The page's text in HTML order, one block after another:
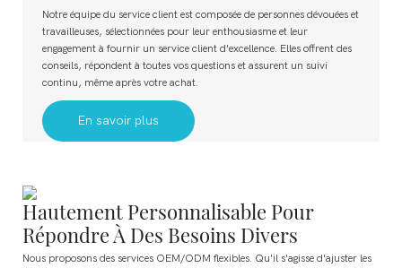
Notre équipe du service client est composée de personnes dévouées et
travailleuses, sélectionnées pour leur enthousiasme et leur
engagement à fournir un service client d'excellence. Elles offrent des
conseils, répondent à toutes vos questions et assurent un suivi
continu, même après votre achat.
En savoir plus
Hautement Personnalisable Pour
Répondre À Des Besoins Divers
Nous proposons des services OEM/ODM flexibles. Qu'il s'agisse d'ajuster les